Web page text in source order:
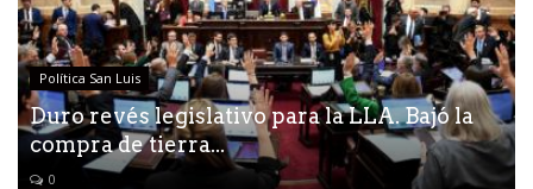
Política San Luis
Duro revés legislativo para la LLA. Bajó la
compra de tierra...
0